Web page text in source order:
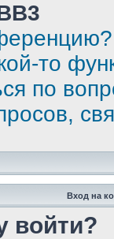
то
по
Вход на
войти?